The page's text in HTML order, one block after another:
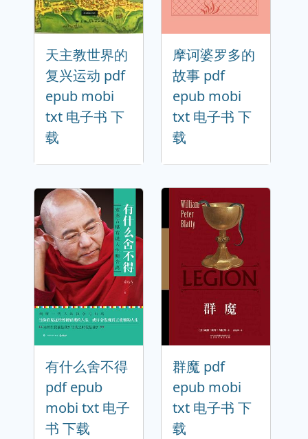
天主教世界的
复兴运动 pdf
epub mobi
txt 电子书 下
载
摩诃婆罗多的
故事 pdf
epub mobi
txt 电子书 下
载
有什么舍不得
pdf epub
mobi txt 电子
书 下载
群魔 pdf
epub mobi
txt 电子书 下
载